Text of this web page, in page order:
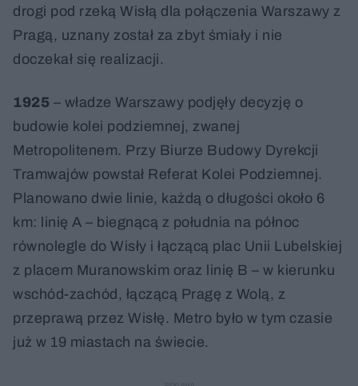
drogi pod rzeką Wisłą dla połączenia Warszawy z
Pragą, uznany został za zbyt śmiały i nie
doczekał się realizacji.
1925 – władze Warszawy podjęły decyzję o
budowie kolei podziemnej, zwanej
Metropolitenem. Przy Biurze Budowy Dyrekcji
Tramwajów powstał Referat Kolei Podziemnej.
Planowano dwie linie, każdą o długości około 6
km: linię A – biegnącą z południa na północ
równolegle do Wisły i łączącą plac Unii Lubelskiej
z placem Muranowskim oraz linię B – w kierunku
wschód-zachód, łączącą Pragę z Wolą, z
przeprawą przez Wisłę. Metro było w tym czasie
już w 19 miastach na świecie.